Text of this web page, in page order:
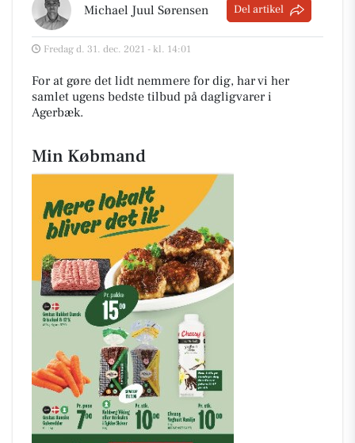
Michael Juul Sørensen Del artikel
Fredag d. 31. dec. 2021 - kl. 14:01
For at gøre det lidt nemmere for dig, har vi her
samlet ugens bedste tilbud på dagligvarer i
Agerbæk.
Min Købmand